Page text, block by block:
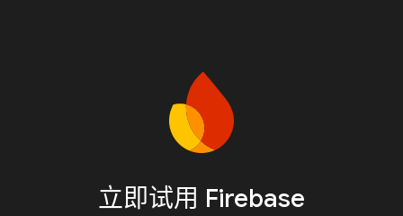
立即试用 Firebase